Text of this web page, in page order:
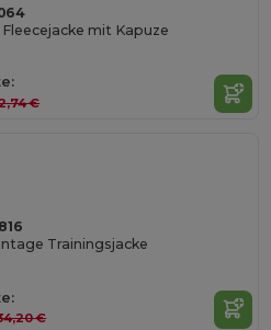
Fleecejacke mit Kapuze
€
Trainingsjacke
€